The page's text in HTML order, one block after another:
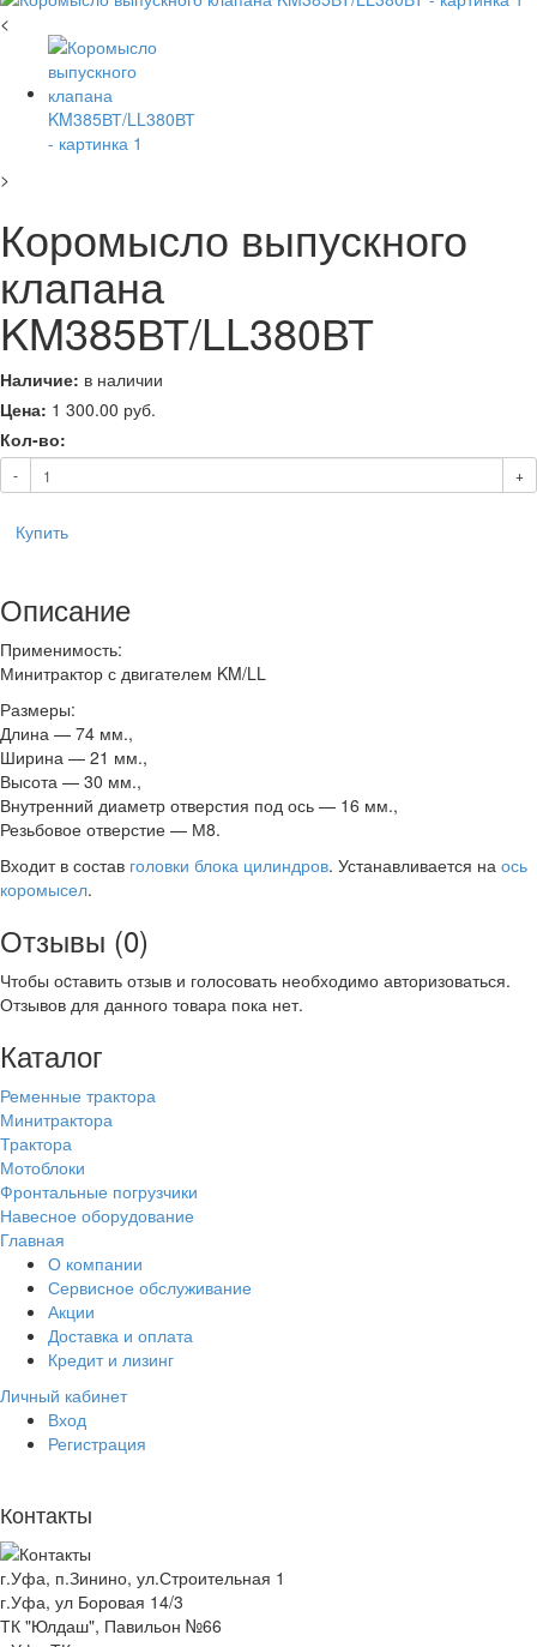
<
>
Коромысло выпускного
клапана
KM385ВТ/LL380ВТ
Наличие: в наличии
Цена: 1 300.00 руб.
Кол-во:
- +
Купить
Описание
Применимость:
Минитрактор с двигателем KM/LL
Размеры:
Длина — 74 мм.,
Ширина — 21 мм.,
Высота — 30 мм.,
Внутренний диаметр отверстия под ось — 16 мм.,
Резьбовое отверстие — М8.
Входит в состав головки блока цилиндров. Устанавливается на ось
коромысел.
Отзывы (0)
Чтобы оcтавить отзыв и голосовать необходимо авторизоваться.
Отзывов для данного товара пока нет.
Каталог
Ременные трактора
Минитрактора
Трактора
Мотоблоки
Фронтальные погрузчики
Навесное оборудование
Главная
О компании
Сервисное обслуживание
Акции
Доставка и оплата
Кредит и лизинг
Личный кабинет
Вход
Регистрация
Контакты
г.Уфа, п.Зинино, ул.Строительная 1
г.Уфа, ул Боровая 14/3
ТК "Юлдаш", Павильон №66